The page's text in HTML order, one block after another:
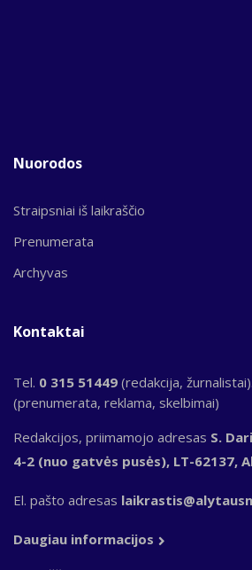
Nuorodos
Straipsniai iš laikraščio
Prenumerata
Archyvas
Kontaktai
Tel. 0 315 51449 (redakcija,
(prenumerata, reklama, skelbimai)
Redakcijos, priimamojo adresas S.
4-2 (nuo gatvės pusės), LT-62137,
El. pašto adresas
Daugiau informacijos